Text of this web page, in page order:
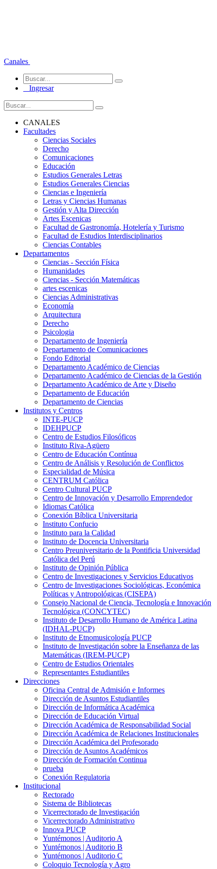
Canales
Ingresar
CANALES
Facultades
Ciencias Sociales
Derecho
Comunicaciones
Educación
Estudios Generales Letras
Estudios Generales Ciencias
Ciencias e Ingeniería
Letras y Ciencias Humanas
Gestión y Alta Dirección
Artes Escenicas
Facultad de Gastronomía, Hotelería y Turismo
Facultad de Estudios Interdisciplinarios
Ciencias Contables
Departamentos
Ciencias - Sección Física
Humanidades
Ciencias - Sección Matemáticas
artes escenicas
Ciencias Administrativas
Economía
Arquitectura
Derecho
Psicologia
Departamento de Ingeniería
Departamento de Comunicaciones
Fondo Editorial
Departamento Académico de Ciencias
Departamento Académico de Ciencias de la Gestión
Departamento Académico de Arte y Diseño
Departamento de Educación
Departamento de Ciencias
Institutos y Centros
INTE-PUCP
IDEHPUCP
Centro de Estudios Filosóficos
Instituto Riva-Agüero
Centro de Educación Contínua
Centro de Análisis y Resolución de Conflictos
Especialidad de Música
CENTRUM Católica
Centro Cultural PUCP
Centro de Innovación y Desarrollo Emprendedor
Idiomas Católica
Conexión Bíblica Universitaria
Instituto Confucio
Instituto para la Calidad
Instituto de Docencia Universitaria
Centro Preuniversitario de la Pontificia Universidad
Católica del Perú
Instituto de Opinión Pública
Centro de Investigaciones y Servicios Educativos
Centro de Investigaciones Sociológicas, Económica
Políticas y Antropológicas (CISEPA)
Consejo Nacional de Ciencia, Tecnología e Innovación
Tecnológica (CONCYTEC)
Instituto de Desarrollo Humano de América Latina
(IDHAL-PUCP)
Instituto de Etnomusicología PUCP
Instituto de Investigación sobre la Enseñanza de las
Matemáticas (IREM-PUCP)
Centro de Estudios Orientales
Representantes Estudiantiles
Direcciones
Oficina Central de Admisión e Informes
Dirección de Asuntos Estudiantiles
Dirección de Informática Académica
Dirección de Educación Virtual
Dirección Académica de Responsabilidad Social
Dirección Académica de Relaciones Institucionales
Dirección Académica del Profesorado
Dirección de Asuntos Académicos
Dirección de Formación Continua
prueba
Conexión Regulatoria
Institucional
Rectorado
Sistema de Bibliotecas
Vicerrectorado de Investigación
Vicerrectorado Administrativo
Innova PUCP
Yuntémonos | Auditorio A
Yuntémonos | Auditorio B
Yuntémonos | Auditorio C
Coloquio Tecnología y Agro